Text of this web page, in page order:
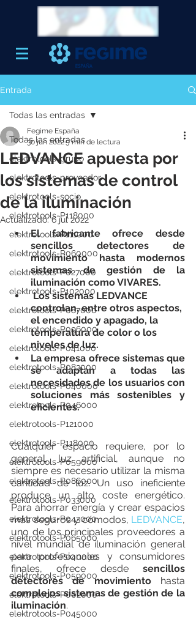
Entrada
Todas las entradas
elektrotools-grupo
elektrotools-proveedor
elektrotools-socio
elektrotools-P118000
elektrotools-P111000
elektrotools-P060000
elektrotools-P027000
elektrotools-P102000
elektrotools-P087000
elektrotools-P096000
elektrotools-P041000
elektrotools-P083000
elektrotools-P040000
elektrotools-P046000
elektrotools-P121000
elektrotools-P118000
elektrotools-P059000
elektrotools-P086000
elektrotools-P033000
elektrotools-P043000
elektrotools-P065000
elektrotools-P040000
elektrotools-P059000
elektrotools-P002000
elektrotools-P045000
Todas las entradas
LEDVANCE apuesta por
los sistemas de control
de la iluminación
Fegime España
30 jun 20225 min de lectura
Actualizado:6 jul 2022
El fabricante ofrece desde
sencillos detectores de
movimiento hasta modernos
sistemas de gestión de la
iluminación como VIVARES.
Los sistemas LEDVANCE
controlan, entre otros aspectos,
el encendido y apagado, la
temperatura de color o los
niveles de luz.
La empresa ofrece sistemas que
se adaptan a todas las
necesidades de los usuarios con
soluciones más sostenibles y
eficientes.
Cualquier espacio requiere, por lo
general, luz artificial, aunque no
siempre es necesario utilizar la misma
cantidad de luz. Un uso ineficiente
produce un alto coste energético.
Para ahorrar energía y crear espacios
más seguros y cómodos, LEDVANCE,
uno de los principales proveedores a
nivel mundial de iluminación general
para profesionales y consumidores
finales, ofrece desde sencillos
detectores de movimiento
complejos sistemas de gestión de la
iluminación.